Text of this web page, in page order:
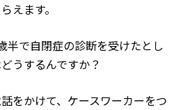
えます。
半で自閉症の診断を受けたとし
うするんですか？
をかけて、ケースワーカーをつ